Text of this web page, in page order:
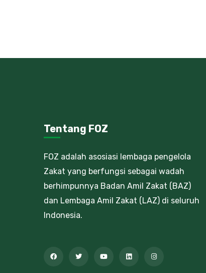
Tentang FOZ
FOZ adalah asosiasi lembaga pengelola
Zakat yang berfungsi sebagai wadah
berhimpunnya Badan Amil Zakat (BAZ)
dan Lembaga Amil Zakat (LAZ) di seluruh
Indonesia.